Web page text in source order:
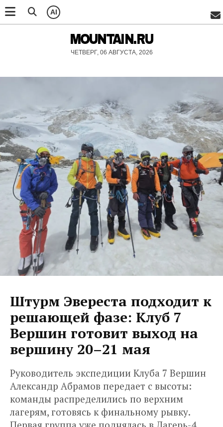
AI
MOUNTAIN.RU
ЧЕТВЕРГ, 06 АВГУСТА, 2026
Штурм Эвереста подходит к
решающей фазе: Клуб 7
Вершин готовит выход на
вершину 20–21 мая
Руководитель экспедиции Клуба 7 Вершин
Александр Абрамов передает с высоты:
команды распределились по верхним
лагерям, готовясь к финальному рывку.